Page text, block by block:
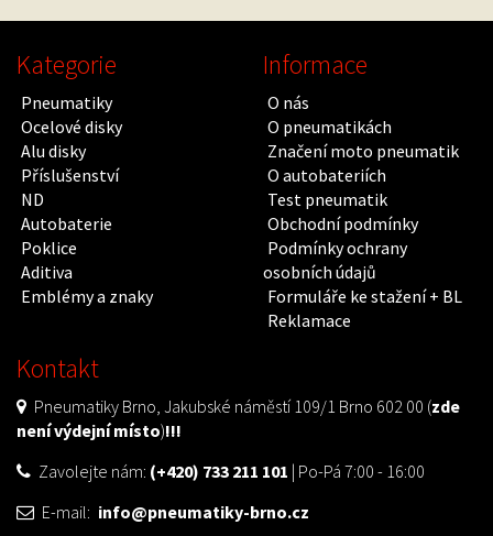
Kategorie
Pneumatiky
Ocelové disky
Alu disky
Příslušenství
ND
Autobaterie
Poklice
Aditiva
Emblémy a znaky
Informace
O nás
O pneumatikách
Značení moto pneumatik
O autobateriích
Test pneumatik
Obchodní podmínky
Podmínky ochrany
osobních údajů
Formuláře ke stažení + BL
Reklamace
Kontakt
Pneumatiky Brno, Jakubské náměstí 109/1 Brno 602 00 (zde
není výdejní místo)!!!
Zavolejte nám: (+420) 733 211 101 | Po-Pá 7:00 - 16:00
E-mail: info@pneumatiky-brno.cz